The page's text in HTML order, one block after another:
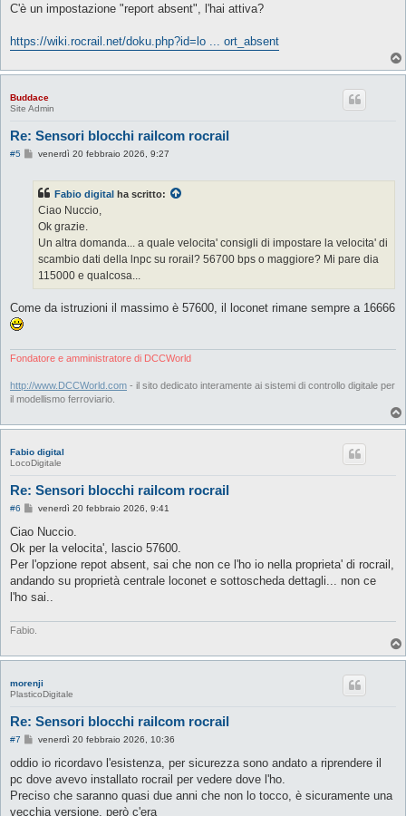
s
g
g
o
C'è un impostazione "report absent", l'hai attiva?
https://wiki.rocrail.net/doku.php?id=lo ... ort_absent
Buddace
Site Admin
Re: Sensori blocchi railcom rocrail
#5
M
a
g
o
venerdì 20 febbraio 2026, 9:27
Fabio digital ha scritto:
Ciao Nuccio,
Ok grazie.
Un altra domanda... a quale velocita' consigli di impostare la velocita' di
scambio dati della lnpc su rorail? 56700 bps o maggiore? Mi pare dia
115000 e qualcosa...
Come da istruzioni il massimo è 57600, il loconet rimane sempre a 16666
Fondatore e amministratore di DCCWorld
http://www.DCCWorld.com - il sito dedicato interamente ai sistemi di controllo digitale per
il modellismo ferroviario.
Fabio digital
LocoDigitale
Re: Sensori blocchi railcom rocrail
#6
M
s
a
g
i
o
venerdì 20 febbraio 2026, 9:41
Ciao Nuccio.
Ok per la velocita', lascio 57600.
Per l'opzione repot absent, sai che non ce l'ho io nella proprieta' di rocrail,
andando su proprietà centrale loconet e sottoscheda dettagli... non ce
l'ho sai..
Fabio.
morenji
PlasticoDigitale
Re: Sensori blocchi railcom rocrail
#7
M
s
a
g
venerdì 20 febbraio 2026, 10:36
oddio io ricordavo l'esistenza, per sicurezza sono andato a riprendere il
pc dove avevo installato rocrail per vedere dove l'ho.
Preciso che saranno quasi due anni che non lo tocco, è sicuramente una
vecchia versione, però c'era